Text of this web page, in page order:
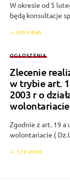
W okresie od 5
będą konsultacje
655 VIEWS
OGŁOSZENIA
Zlecenie
w trybie art.
2003 r o
wolontariacie
Zgodnie z art. 19 a
wolontariacie (
1,7K VIEWS